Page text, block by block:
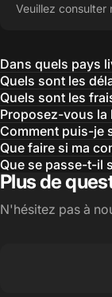
Veuillez consulter
Dans quels pays
Quels sont les
Quels sont les
Proposez-vous la
Comment puis-je
Que faire si ma
Que se passe-t-il
Plus de
N'hésitez pas à